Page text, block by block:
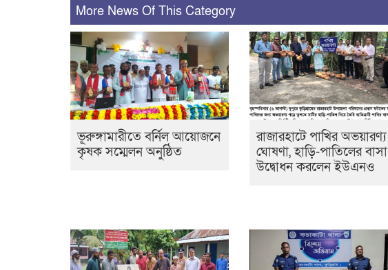
More News Of This Category
ভূরুঙ্গামারীতে বর্নিল আয়োজনে
কৃষক সম্মেলন অনুষ্ঠিত
রাজারহাটে পাখির অভয়ারণ্য
ঘোষণা, হাড়ি-পাতিলের বাসা
উদ্বোধন করলেন ইউএনও